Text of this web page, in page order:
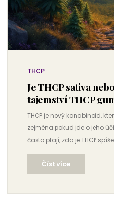
THCP
Je THCP sativa
tajemství THCP
THCP je nový kanabinoid,
zejména pokud jde o jeho
často ptají, zda je THCP
se tyto vlastnosti odráží v
přináší odpověď a nabízí
kanabinoid funguje, čím je
Číst více